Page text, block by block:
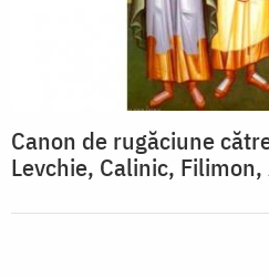
Canon de rugăciune
Levchie, Calinic,